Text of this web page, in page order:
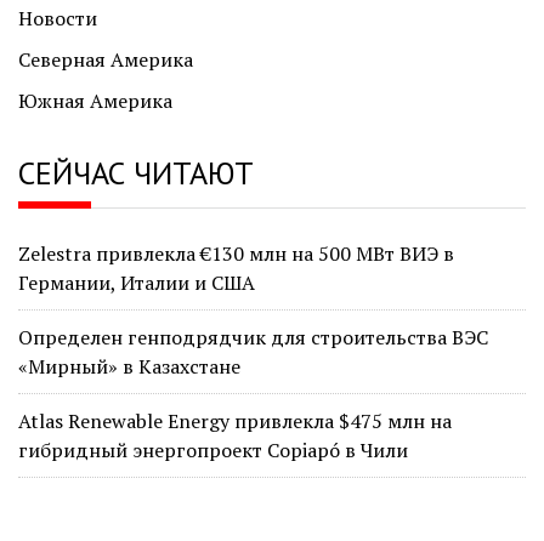
Новости
Северная Америка
Южная Америка
СЕЙЧАС ЧИТАЮТ
Zelestra привлекла €130 млн на 500 МВт ВИЭ в
Германии, Италии и США
Определен генподрядчик для строительства ВЭС
«Мирный» в Казахстане
Atlas Renewable Energy привлекла $475 млн на
гибридный энергопроект Copiapó в Чили